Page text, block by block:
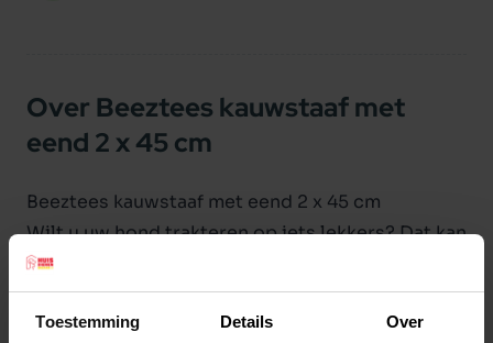
Toestemming Details Over
Over Beeztees kauwstaaf met
eend 2 x 45 cm
Beeztees kauwstaaf met eend 2 x 45 cm
Wilt u uw hond trakteren op iets lekkers? Dat kan
met de Beeztees Kauwstaaf met eend. Met deze
hondensnack doet u uw hond een groot plezier.
Uw hond kan lekker kauwen op deze kauwstaaf,